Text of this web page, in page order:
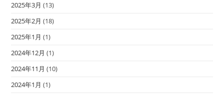
2025年3月 (13)
2025年2月 (18)
2025年1月 (1)
2024年12月 (1)
2024年11月 (10)
2024年1月 (1)